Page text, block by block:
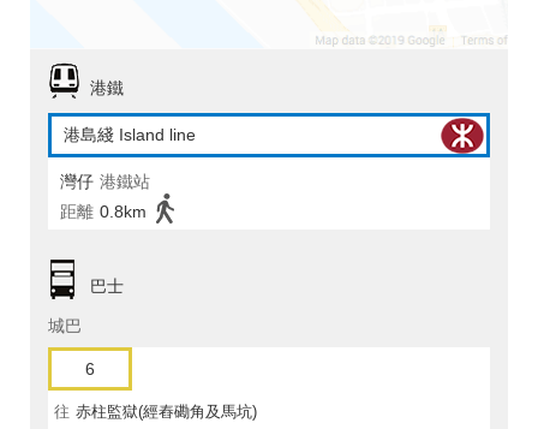
港鐵
港島綫 Island line
灣仔 港鐵站
距離 0.8km
巴士
城巴
6
往 赤柱監獄(經舂磡角及馬坑)